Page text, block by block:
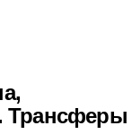
Трансферы